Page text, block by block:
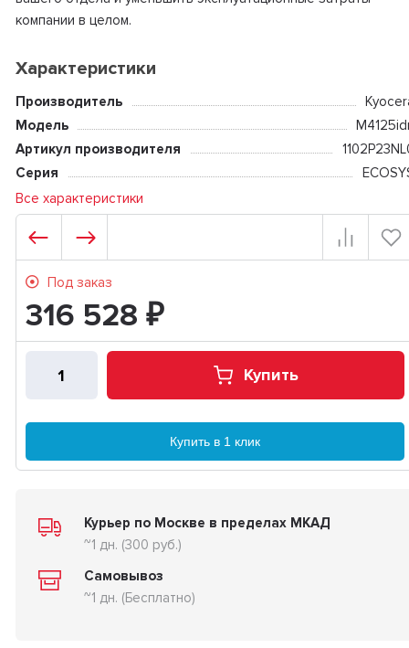
компании в целом.
Характеристики
Производитель
Модель
Артикул производителя
Серия
Все характеристики
Под заказ
316 528 ₽
Купить
Купить в 1 клик
Курьер по Москве в пределах МКАД
~1 дн. (300 руб.)
Самовывоз
~1 дн. (Бесплатно)